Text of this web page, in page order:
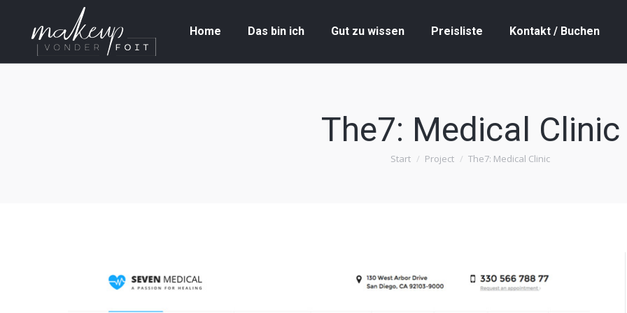
Home Das bin ich Gut zu wissen Preisliste Kontakt / Buchen
The7: Medical Clinic
Sie befinden sich hier:
Start Project The7: Medical Clinic
Home Das bin ich Gut zu wissen Preisliste Kontakt / Buchen